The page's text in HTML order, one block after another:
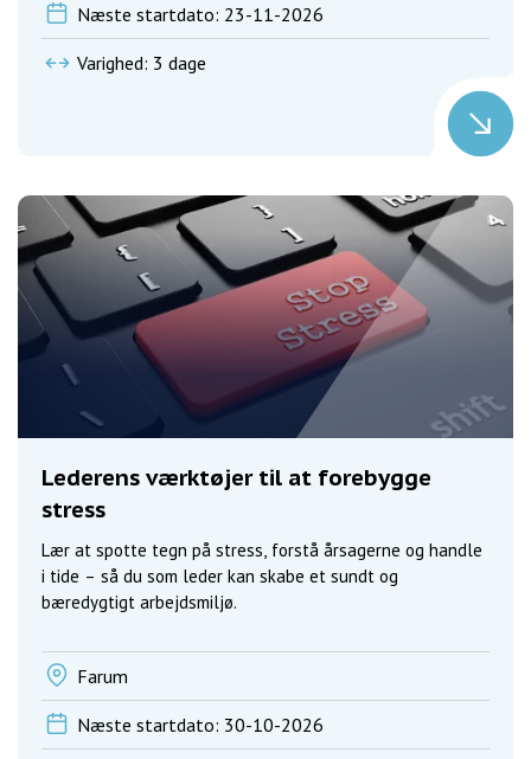
Næste startdato: 23-11-2026
Varighed: 3 dage
Lederens værktøjer til at forebygge
stress
Lær at spotte tegn på stress, forstå årsagerne og handle
i tide – så du som leder kan skabe et sundt og
bæredygtigt arbejdsmiljø.
Farum
Næste startdato: 30-10-2026